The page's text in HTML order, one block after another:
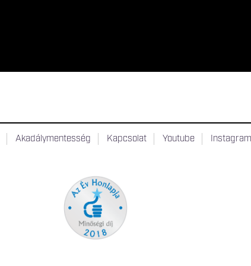
Akadálymentesség Kapcsolat Youtube Instagram